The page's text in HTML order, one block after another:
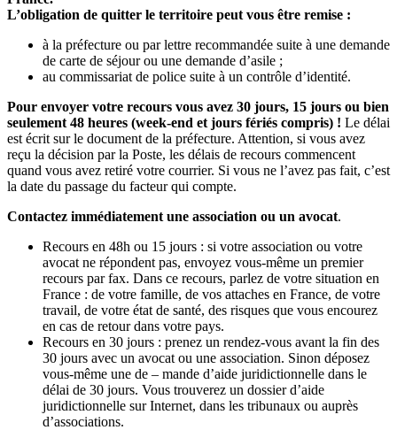
L’obligation de quitter le territoire peut vous être remise :
à la préfecture ou par lettre recommandée suite à une demande
de carte de séjour ou une demande d’asile ;
au commissariat de police suite à un contrôle d’identité.
Pour envoyer votre recours vous avez 30 jours, 15 jours ou bien
seulement 48 heures (week-end et jours fériés compris) ! Le délai
est écrit sur le document de la préfecture. Attention, si vous avez
reçu la décision par la Poste, les délais de recours commencent
quand vous avez retiré votre courrier. Si vous ne l’avez pas fait, c’est
la date du passage du facteur qui compte.
Contactez immédiatement une association ou un avocat.
Recours en 48h ou 15 jours : si votre association ou votre
avocat ne répondent pas, envoyez vous-même un premier
recours par fax. Dans ce recours, parlez de votre situation en
France : de votre famille, de vos attaches en France, de votre
travail, de votre état de santé, des risques que vous encourez
en cas de retour dans votre pays.
Recours en 30 jours : prenez un rendez-vous avant la fin des
30 jours avec un avocat ou une association. Sinon déposez
vous-même une de – mande d’aide juridictionnelle dans le
délai de 30 jours. Vous trouverez un dossier d’aide
juridictionnelle sur Internet, dans les tribunaux ou auprès
d’associations.